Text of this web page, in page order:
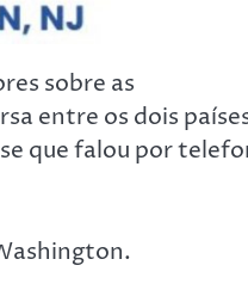
sobre as
entre os dois
que falou por